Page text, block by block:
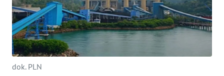
dok. PLN
KONTAK
KAMI
INFO
IKLAN